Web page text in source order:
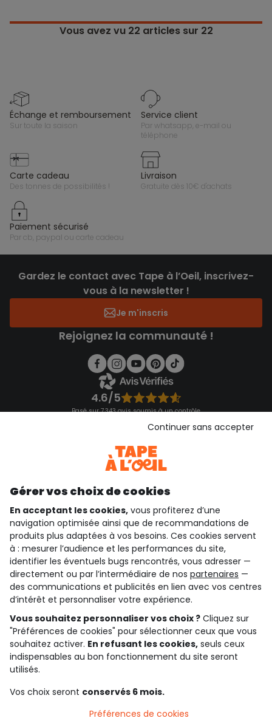
Vous avez vu 22 articles sur 22
échange et remboursement
sur toute la saison
service client
par whatsapp, e-mail ou
téléphone
carte cadeau
des tonnes de possibilités !
livraison
gratuite dès 10€ d'achats
paiement sécurisé
par cb, paypal ou carte cadeau
Gardez le contact avec Tape à l’Oeil, inscrivez-
vous à la newsletter !
Je m'inscris
Rejoignez la communauté !
4.6/5
Basé sur 7 343 avis soumis à un contrôle
Consulter les CGU
qui sommes-nous ?
besoin d'aide ?
le club fidélité
notre catalogue
Conditions générales de ventes et d'utilisation
Conditions d’utilisation des réseaux sociaux
Politique de confidentialité
Cookies et données personnelles
Paramètres des cookies
Gérer vos choix de cookies
En acceptant les cookies, vous profiterez d’une
navigation optimisée ainsi que de recommandations de
produits plus adaptées à vos besoins. Ces cookies servent
à : mesurer l’audience et les performances du site,
identifier les éventuels bugs rencontrés, vous adresser —
directement ou par l’intermédiaire de nos partenaires —
des communications et publicités en lien avec vos centres
d’intérêt et personnaliser votre expérience.
Vous souhaitez personnaliser vos choix ? Cliquez sur
"Préférences de cookies" pour sélectionner ceux que vous
souhaitez activer. En refusant les cookies, seuls ceux
indispensables au bon fonctionnement du site seront
utilisés.
Vos choix seront conservés 6 mois.
Continuer sans accepter
Préférences de cookies